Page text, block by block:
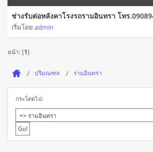
ช่างรับต่อหลังคาโรงรถรามอินทรา โทร
เริ่มโดย admin
หน้า: [1]
ปริมณฑล รามอินทรา
กระโดดไป: